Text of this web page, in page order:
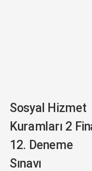
Sosyal Hizmet
Kuramları 2
12. Deneme
Sınavı